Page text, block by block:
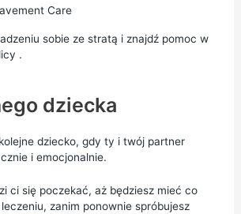
Care
sobie ze stratą i znajdź pomoc w
.
dziecka
dziecko, gdy ty i twój partner
i emocjonalnie.
ci się poczekać, aż będziesz mieć co
zanim ponownie spróbujesz